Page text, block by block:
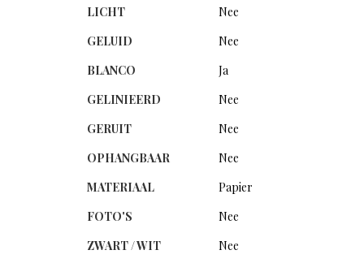
LICHT
Nee
GELUID
Nee
BLANCO
Ja
GELINIEERD
Nee
GERUIT
Nee
OPHANGBAAR
Nee
MATERIAAL
Papier
FOTO'S
Nee
ZWART / WIT
Nee